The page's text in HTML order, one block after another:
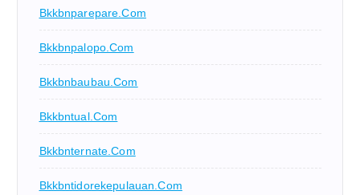
Bkkbnparepare.com
Bkkbnpalopo.com
Bkkbnbaubau.com
Bkkbntual.com
Bkkbnternate.com
Bkkbntidorekepulauan.com